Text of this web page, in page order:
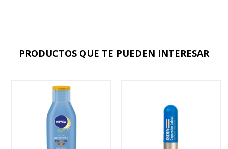
PRODUCTOS QUE TE PUEDEN INTERESAR